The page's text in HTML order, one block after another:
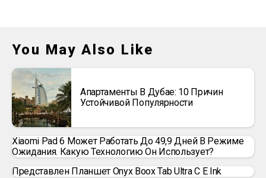
You May Also Like
Апартаменты В Дубае: 10 Причин
Устойчивой Популярности
Xiaomi Pad 6 Может Работать До 49,9 Дней В Режиме
Ожидания. Какую Технологию Он Использует?
Представлен Планшет Onyx Boox Tab Ultra C E Ink